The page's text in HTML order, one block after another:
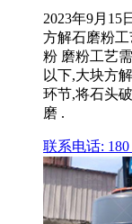
2023年9月15
方解石磨粉
粉 磨粉工艺
以下,大块方
环节,将石头
磨 .
联系电话: 180